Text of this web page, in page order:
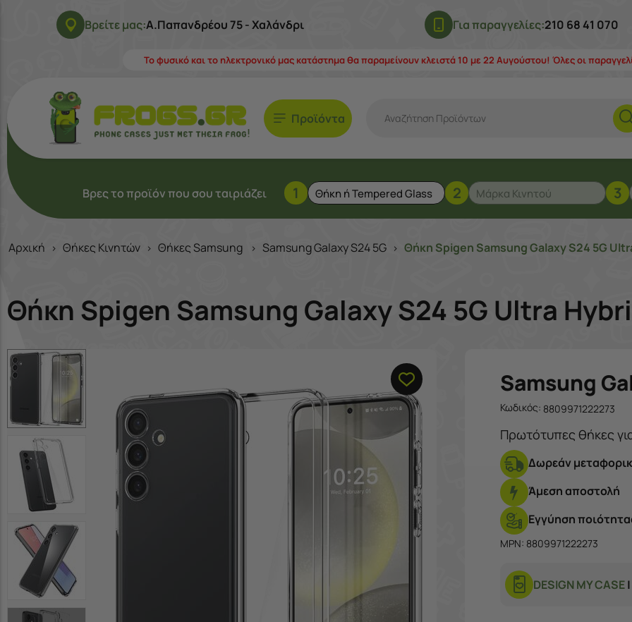
Βρείτε μας:Α.Παπανδρέου 75 - Χαλάνδρι Για παραγγελίες:210 68 41 070
Το φυσικό και το ηλεκτρονικό μας κατάστημα θα παραμείνουν κλειστά 10 με 22 Αυγούστου! Όλες οι
Προϊόντα
Βρες το προϊόν που σου ταιριάζει 1 2 3
Αρχική > Θήκες Κινητών > Θήκες Samsung > Samsung Galaxy S24 5G > Θήκη Spigen Samsung Galaxy S24 5G
Θήκη Spigen Samsung Galaxy S24 5G Ultra
Samsung
Κωδικός: 8809971222273
Δωρεάν
Άμεση αποστολή
Εγγύηση
MPN: 8809971222273
DESIGN MY CASE|